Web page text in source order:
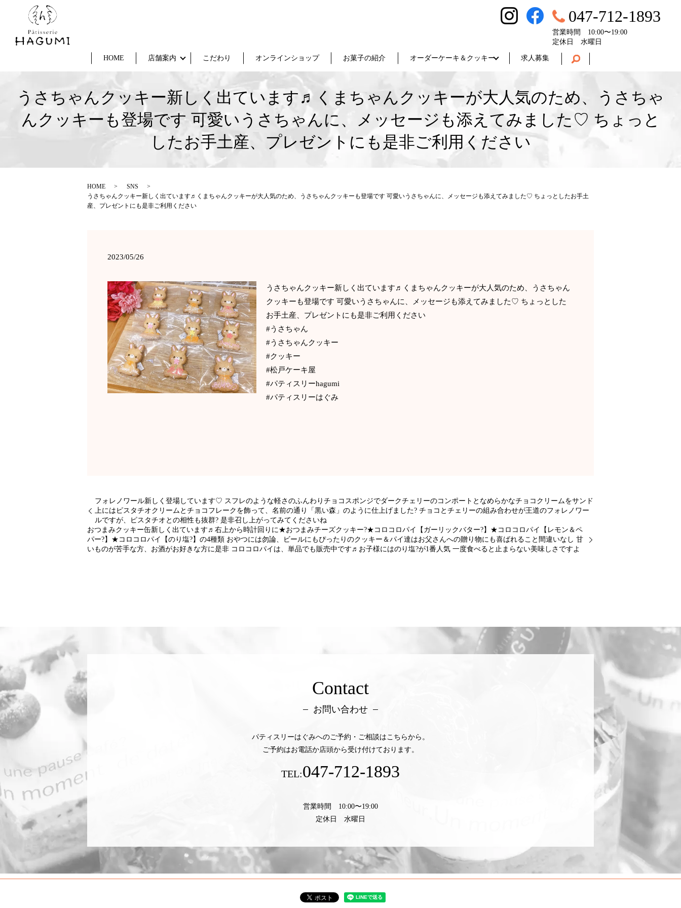
HOME 店舗案内 こだわり オンラインショップ お菓子の紹介 オーダーケーキ＆クッキー 求人募集
047-712-1893
営業時間 10:00〜19:00
定休日 水曜日
うさちゃんクッキー新しく出ています♬くまちゃんクッキーが大人気のため、うさちゃ
んクッキーも登場です 可愛いうさちゃんに、メッセージも添えてみました♡ ちょっと
したお手土産、プレゼントにも是非ご利用ください
HOME
SNS
うさちゃんクッキー新しく出ています♬くまちゃんクッキーが大人気のため、うさちゃんクッキーも登場です 可愛いうさちゃんに、メッセージも添えてみました♡ ちょっとしたお手土
産、プレゼントにも是非ご利用ください
2023/05/26
うさちゃんクッキー新しく出ています♬くまちゃんクッキーが大人気のため、うさちゃん
クッキーも登場です 可愛いうさちゃんに、メッセージも添えてみました♡ ちょっとした
お手土産、プレゼントにも是非ご利用ください
#うさちゃん
#うさちゃんクッキー
#クッキー
#松戸ケーキ屋
#パティスリーhagumi
#パティスリーはぐみ
フォレノワール新しく登場しています♡ スフレのような軽さのふんわりチョコスポンジでダークチェリーのコンポートとなめらかなチョコクリームをサンド
上にはピスタチオクリームとチョコフレークを飾って、名前の通り「黒い森」のように仕上げました? チョコとチェリーの組み合わせが王道のフォレノワー
ルですが、ピスタチオとの相性も抜群? 是非召し上がってみてくださいね
おつまみクッキー缶新しく出ています♬右上から時計回りに★おつまみチーズクッキー?★コロコロパイ【ガーリックバター?】★コロコロパイ【レモン＆ペ
パー?】★コロコロパイ【のり塩?】の4種類 おやつには勿論、ビールにもぴったりのクッキー＆パイ達はお父さんへの贈り物にも喜ばれること間違いなし 甘
いものが苦手な方、お酒がお好きな方に是非 コロコロパイは、単品でも販売中です♬お子様にはのり塩?が1番人気 一度食べると止まらない美味しさですよ
Contact
お問い合わせ
パティスリーはぐみへのご予約・ご相談はこちらから。
ご予約はお電話か店頭から受け付けております。
TEL:047-712-1893
営業時間 10:00〜19:00
定休日 水曜日